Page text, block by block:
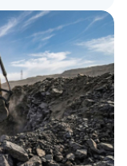
и
И что же на